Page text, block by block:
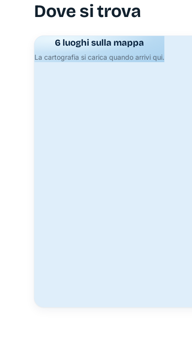
Dove si trova
6 luoghi sulla mappa
La cartografia si carica quando arrivi qui.